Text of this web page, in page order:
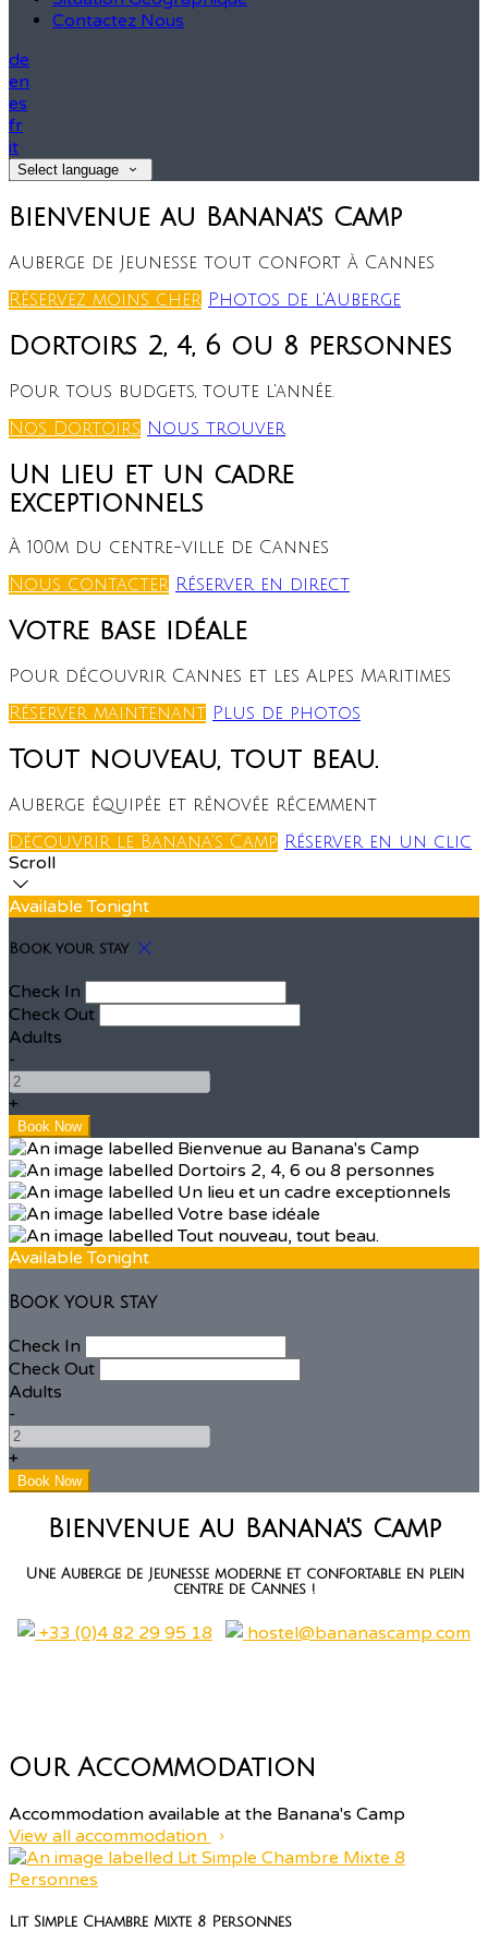
Contactez Nous
de
en
es
fr
it
Select language
Bienvenue au Banana's Camp
Auberge de Jeunesse tout confort à Cannes
Réservez moins cher Photos de l'Auberge
Dortoirs 2, 4, 6 ou 8 personnes
Pour tous budgets, toute l'année.
Nos Dortoirs Nous trouver
Un lieu et un cadre
exceptionnels
À 100m du centre-ville de Cannes
Nous contacter Réserver en direct
Votre base idéale
Pour découvrir Cannes et les Alpes Maritimes
Réserver maintenant Plus de photos
Tout nouveau, tout beau.
Auberge équipée et rénovée récemment
Découvrir le Banana's Camp Réserver en un clic
Scroll
Available Tonight
Book your stay
Check In
Check Out
Adults
-
+
Available Tonight
Book your stay
Check In
Check Out
Adults
-
+
Bienvenue au Banana's Camp
Une Auberge de Jeunesse moderne et confortable en plein
centre de Cannes !
+33 (0)4 82 29 95 18 hostel@bananascamp.com
Our Accommodation
Accommodation available at the Banana's Camp
View all accommodation
Lit Simple Chambre Mixte 8 Personnes